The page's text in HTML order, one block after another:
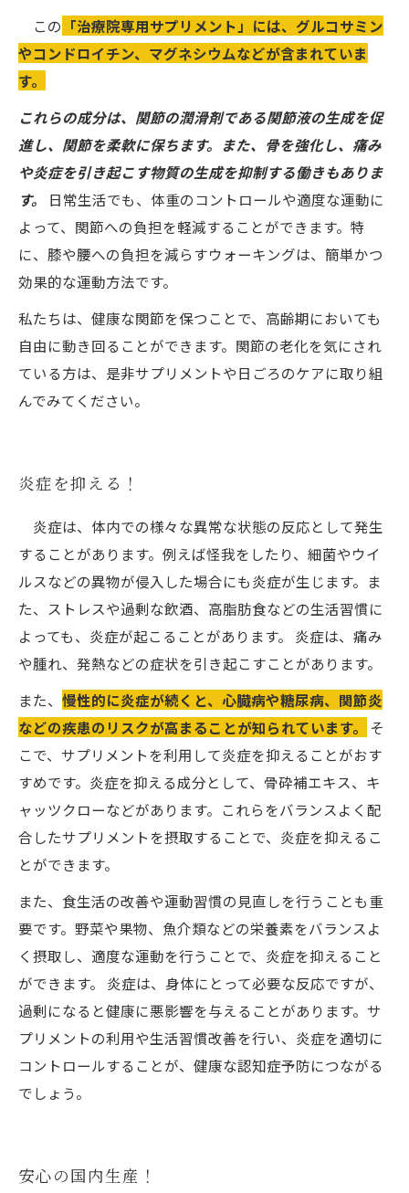
この 「治療院専用サプリメント」には、グルコサミン
やコンドロイチン、マグネシウムなどが含まれていま
す。
これらの成分は、関節の潤滑剤である関節液の生成を促
進し、関節を柔軟に保ちます。また、骨を強化し、痛み
や炎症を引き起こす物質の生成を抑制する働きもありま
す。
日常生活でも、体重のコントロールや適度な運動に
よって、関節への負担を軽減することができます。特
に、膝や腰への負担を減らすウォーキングは、簡単かつ
効果的な運動方法です。
私たちは、健康な関節を保つことで、高齢期においても
自由に動き回ることができます。関節の老化を気にされ
ている方は、是非サプリメントや日ごろのケアに取り組
んでみてください。
炎症を抑える！
炎症は、体内での様々な異常な状態の反応として発生
することがあります。例えば怪我をしたり、細菌やウイ
ルスなどの異物が侵入した場合にも炎症が生じます。ま
た、ストレスや過剰な飲酒、高脂肪食などの生活習慣に
よっても、炎症が起こることがあります。 炎症は、痛み
や腫れ、発熱などの症状を引き起こすことがあります。
また、 慢性的に炎症が続くと、心臓病や糖尿病、関節炎
などの疾患のリスクが高まることが知られています。
そ
こで、サプリメントを利用して炎症を抑えることがおす
すめです。炎症を抑える成分として、骨砕補エキス、キ
ャッツクローなどがあります。これらをバランスよく配
合したサプリメントを摂取することで、炎症を抑えるこ
とができます。
また、食生活の改善や運動習慣の見直しを行うことも重
要です。野菜や果物、魚介類などの栄養素をバランスよ
く摂取し、適度な運動を行うことで、炎症を抑えること
ができます。 炎症は、身体にとって必要な反応ですが、
過剰になると健康に悪影響を与えることがあります。サ
プリメントの利用や生活習慣改善を行い、炎症を適切に
コントロールすることが、健康な認知症予防につながる
でしょう。
安心の国内生産！